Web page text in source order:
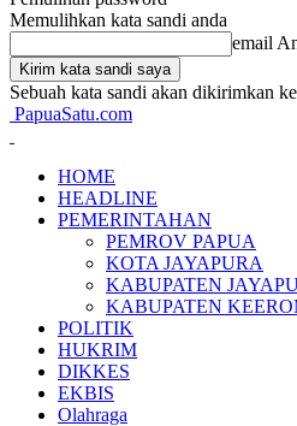
Memulihkan kata sandi anda
email
Sebuah kata sandi akan dikirimkan
PapuaSatu.com
HOME
HEADLINE
PEMERINTAHAN
PEMROV PAPUA
KOTA JAYAPURA
KABUPATEN
KABUPATEN
POLITIK
HUKRIM
DIKKES
EKBIS
Olahraga